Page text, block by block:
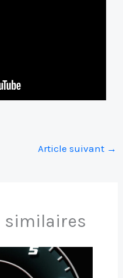
Article suivant →
similaires